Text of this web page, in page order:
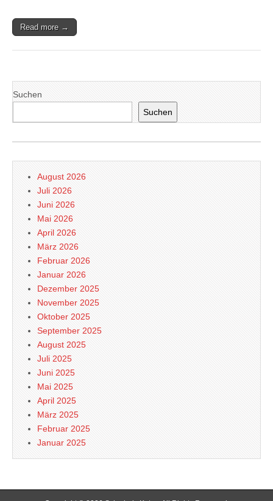
Read more →
Suchen
Suchen
August 2026
Juli 2026
Juni 2026
Mai 2026
April 2026
März 2026
Februar 2026
Januar 2026
Dezember 2025
November 2025
Oktober 2025
September 2025
August 2025
Juli 2025
Juni 2025
Mai 2025
April 2025
März 2025
Februar 2025
Januar 2025